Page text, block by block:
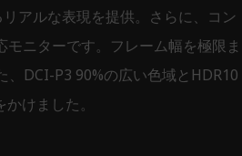
アルな表現を提供。さらに、コン
モニターです。フレーム幅を極限ま
DCI-P3 90%の広い色域とHDR10
けました。